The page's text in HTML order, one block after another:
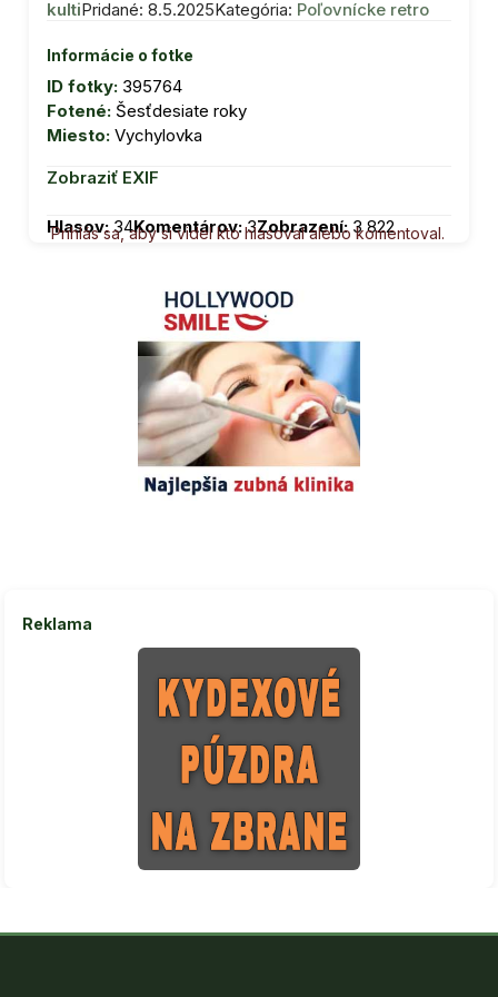
kultiPridané: 8.5.2025Kategória: Poľovnícke retro
Informácie o fotke
ID fotky: 395764
Fotené: Šesťdesiate roky
Miesto: Vychylovka
Zobraziť EXIF
Hlasov:34Komentárov:3Zobrazení:3 822
Prihlás sa, aby si videl kto hlasoval alebo komentoval.
Reklama